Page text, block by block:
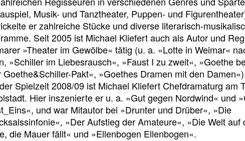
Musik- und Tanztheater, Puppen- und
er zahlreiche Stücke und diverse literarisch-
Seit 2005 ist Michael Kliefert auch als Autor und
»Theater im Gewölbe« tätig (u. a. »Lotte in Weimar«
»Schiller im Liebesrausch«, »Faust I zu zweit«, »Goethe
Goethe&Schiller-Pakt«, »Goethes Dramen mit den
Spielzeit 2008/09 ist Michael Kliefert Chefdramaturg am
Hier inszenierte er u. a. »Gut gegen Nordwind« und
und war Mitautor bei »Drunter und Drüber«, »Die
»Der Aufstieg der Amateure«, »Die Welt auf
die Mauer fällt« und »Ellenbogen Ellenbogen«.